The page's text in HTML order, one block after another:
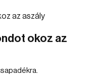
okoz az